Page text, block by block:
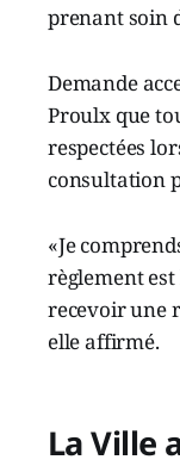
prenant soin
Demande
Proulx que
respectées
consultation
«Je
règlement
recevoir une
elle affirmé.
La Ville